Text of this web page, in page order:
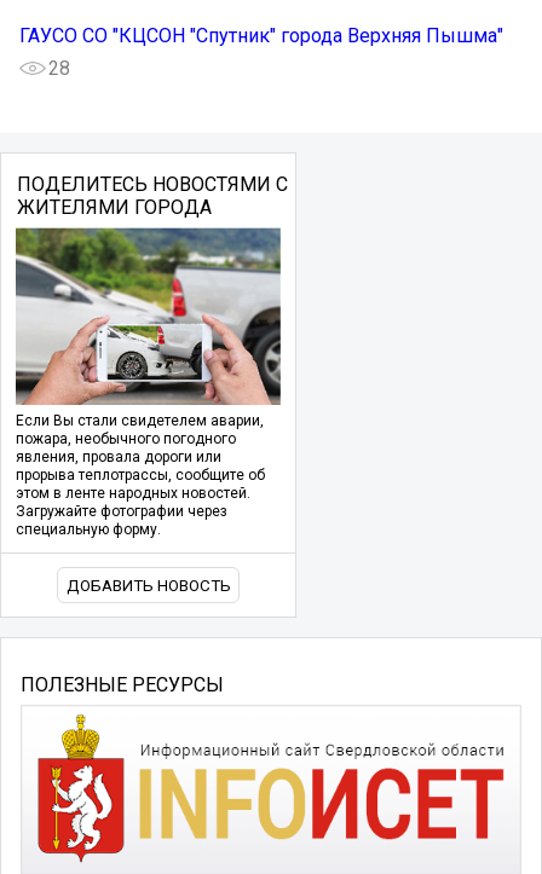
ГАУСО СО "КЦСОН "Спутник" города Верхняя Пышма"
28
ПОДЕЛИТЕСЬ НОВОСТЯМИ С
ЖИТЕЛЯМИ ГОРОДА
Если Вы стали свидетелем аварии,
пожара, необычного погодного
явления, провала дороги или
прорыва теплотрассы, сообщите об
этом в ленте народных новостей.
Загружайте фотографии через
специальную форму.
ДОБАВИТЬ НОВОСТЬ
ПОЛЕЗНЫЕ РЕСУРСЫ